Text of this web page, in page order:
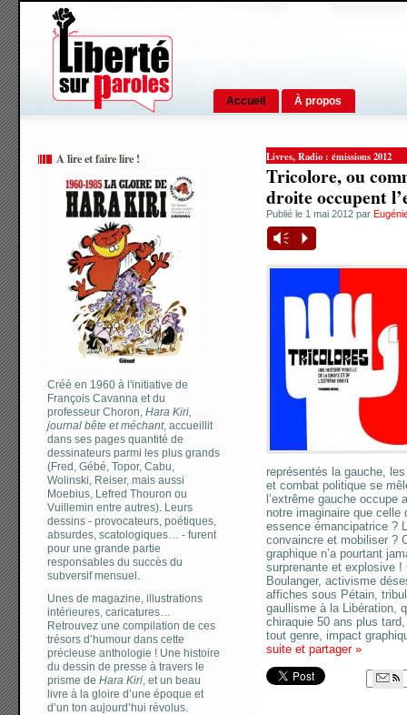
Accueil À propos
A lire et faire lire !
Créé en 1960 à l'initiative de
François Cavanna et du
professeur Choron, Hara Kiri,
journal bête et méchant, accueillit
dans ses pages quantité de
dessinateurs parmi les plus grands
(Fred, Gébé, Topor, Cabu,
Wolinski, Reiser, mais aussi
Moebius, Lefred Thouron ou
Vuillemin entre autres). Leurs
dessins - provocateurs, poétiques,
absurdes, scatologiques… - furent
pour une grande partie
responsables du succès du
subversif mensuel.
Unes de magazine, illustrations
intérieures, caricatures…
Retrouvez une compilation de ces
trésors d’humour dans cette
précieuse anthologie ! Une histoire
du dessin de presse à travers le
prisme de Hara Kiri, et un beau
livre à la gloire d’une époque et
d’un ton aujourd’hui révolus.
Livres,Radio : émissions 2012
Tricolore, ou
droite occupent
Publié le 1 mai 2012 par
Vm P
représentés la gauche,
et combat politique se
l’extrême gauche occupe
notre imaginaire que celle
essence émancipatrice ?
convaincre et mobiliser ?
graphique n’a pourtant
surprenante et explosive !
Boulanger, activisme
affiches sous Pétain,
gaullisme à la Libération,
chiraquie 50 ans plus
tout genre, impact
suite et partager »